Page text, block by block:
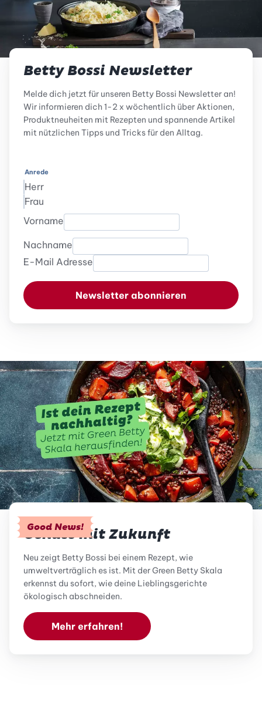
Betty Bossi Newsletter
Melde dich jetzt für unseren Betty Bossi Newsletter an!
Wir informieren dich 1-2 x wöchentlich über Aktionen,
Produktneuheiten mit Rezepten und spannende Artikel
mit nützlichen Tipps und Tricks für den Alltag.
Anrede
Herr
Frau
Vorname
Nachname
E-Mail Adresse
Newsletter abonnieren
Good News!
Genuss mit Zukunft
Neu zeigt Betty Bossi bei einem Rezept, wie
umweltverträglich es ist. Mit der Green Betty Skala
erkennst du sofort, wie deine Lieblingsgerichte
ökologisch abschneiden.
Mehr erfahren!